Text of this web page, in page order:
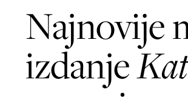
Najnovije
izdanje